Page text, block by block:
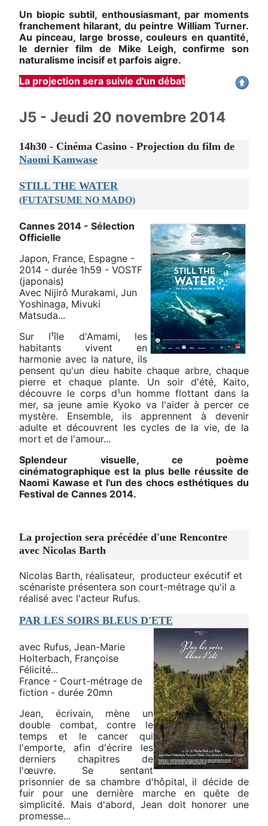
Un biopic subtil, enthousiasmant, par moments
franchement hilarant, du peintre William Turner.
Au pinceau, large brosse, couleurs en quantité,
le dernier film de Mike Leigh, confirme son
naturalisme incisif et parfois aigre.
La projection sera suivie d'un débat
J5 - Jeudi 20 novembre 2014
14h30 - Cinéma Casino - Projection du film de
Naomi Kamwase
STILL THE WATER
(FUTATSUME NO MADO)
Cannes 2014 - Sélection
Officielle
Japon, France, Espagne -
2014 - durée 1h59 - VOSTF
(japonais)
Avec Nijirô Murakami, Jun
Yoshinaga, Mivuki
Matsuda...
Sur l¹île d'Amami, les
habitants vivent en
harmonie avec la nature, ils
pensent qu'un dieu habite chaque arbre, chaque
pierre et chaque plante. Un soir d'été, Kaito,
découvre le corps d¹un homme flottant dans la
mer, sa jeune amie Kyoko va l'aider à percer ce
mystère. Ensemble, ils apprennent à devenir
adulte et découvrent les cycles de la vie, de la
mort et de l'amour...
Splendeur visuelle, ce poème
cinématographique est la plus belle réussite de
Naomi Kawase et l'un des chocs esthétiques du
Festival de Cannes 2014.
La projection sera précédée d'une Rencontre
avec Nicolas Barth
Nicolas Barth, réalisateur, producteur exécutif et
scénariste présentera son court-métrage qu'il a
réalisé avec l'acteur Rufus.
PAR LES SOIRS BLEUS D'ETE
avec Rufus, Jean-Marie
Holterbach, Françoise
Félicité...
France - Court-métrage de
fiction - durée 20mn
Jean, écrivain, mène un
double combat, contre le
temps et le cancer qui
l'emporte, afin d'écrire les
derniers chapitres de
l'œuvre. Se sentant
prisonnier de sa chambre d'hôpital, il décide de
fuir pour une dernière marche en quête de
simplicité. Mais d'abord, Jean doit honorer une
promesse...